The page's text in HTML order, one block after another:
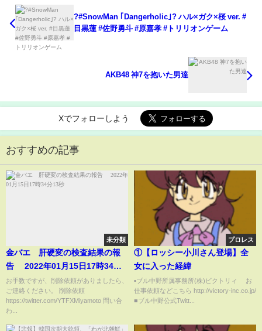
?#SnowMan ｢Dangerholic｣? ハル×ガク×桜 ver. #
目黒蓮 #佐野勇斗 #原嘉孝 #トリリオンゲーム
AKB48 神7を抱いた男達
Xでフォローしよう
おすすめの記事
未分類
金バエ 肝硬変の検査結果の報
告 2022年01月15日17時34分
13秒
お手数ですが、削除依頼がありましたら、
ご連絡ください。 削除依頼
https://twitter.com/YTFXMiyamoto 問い合
わ...
プロレス
①【ロッシー小川さん登場】全
女に入った経緯
▪️ブル中野所属事務所(株)ビクトリィ お
仕事依頼などこちら http://victory-inc.co.jp/
■ブル中野公式Twitt...